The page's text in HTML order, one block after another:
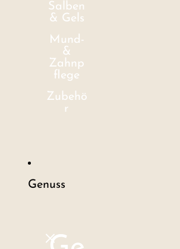
Salben
& Gels
Mund-
&
Zahnp
flege
Zubehö
r
Genuss